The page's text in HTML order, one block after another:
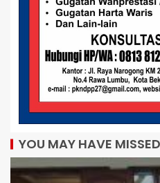
YOU MAY HAVE MISSED